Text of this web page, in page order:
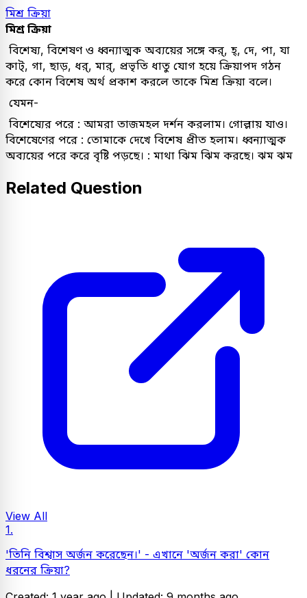
মিশ্র ক্রিয়া
মিশ্র ক্রিয়া
বিশেষ্য, বিশেষণ ও ধ্বন্যাত্মক অব্যয়ের সঙ্গে কর্, হ্, দে, পা, যা
কাট্, গা, ছাড়, ধর্, মার্, প্রভৃতি ধাতু যোগ হয়ে ক্রিয়াপদ গঠন
করে কোন বিশেষ অর্থ প্রকাশ করলে তাকে মিশ্র ক্রিয়া বলে।
যেমন-
বিশেষ্যের পরে : আমরা তাজমহল দর্শন করলাম। গোল্লায় যাও।
বিশেষেণের পরে : তোমাকে দেখে বিশেষ প্রীত হলাম। ধ্বন্যাত্মক
অব্যয়ের পরে করে বৃষ্টি পড়ছে। : মাথা ঝিম ঝিম করছে। ঝম ঝম
Related Question
View All
1.
'তিনি বিশ্বাস অর্জন করেছেন।' - এখানে 'অর্জন করা' কোন
ধরনের ক্রিয়া?